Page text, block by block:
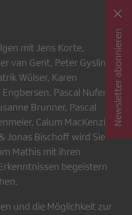
mit Jens Korte,
van Gent, Peter Gysling,
Wülser, Karen
Pascal Nufer,
Brunner, Pascal
Calum MacKenzie
Jonas Bischoff wird Sie
Mathis mit ihren
begeistern
und die Möglichkeit zur
Newsletter abonnieren